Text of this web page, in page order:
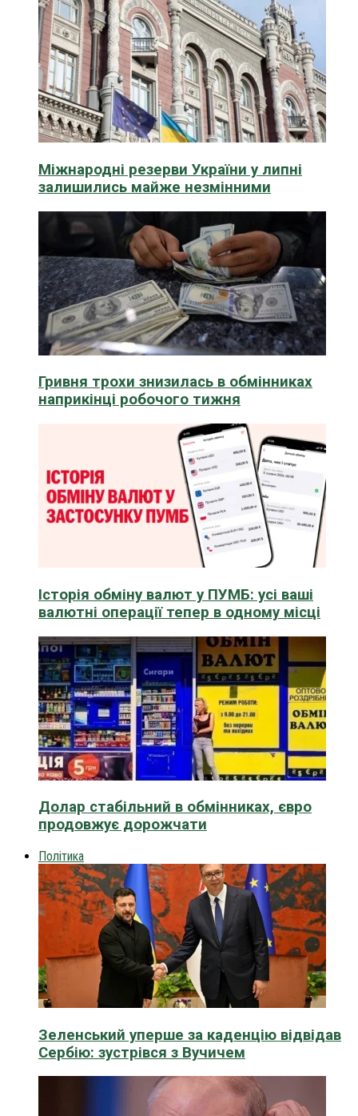
Міжнародні резерви України у липні
залишились майже незмінними
Гривня трохи знизилась в обмінниках
наприкінці робочого тижня
Історія обміну валют у ПУМБ: усі ваші
валютні операції тепер в одному місці
Долар стабільний в обмінниках, євро
продовжує дорожчати
Політика
Зеленський уперше за каденцію відвідав
Сербію: зустрівся з Вучичем